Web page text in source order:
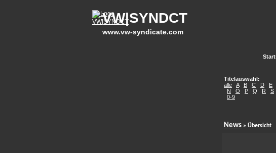
VW|SYNDCT
www.vw-syndicate.com
Titelauswahl:
alle
A B C D E
N
O P Q R S
0-9
News » Übersicht